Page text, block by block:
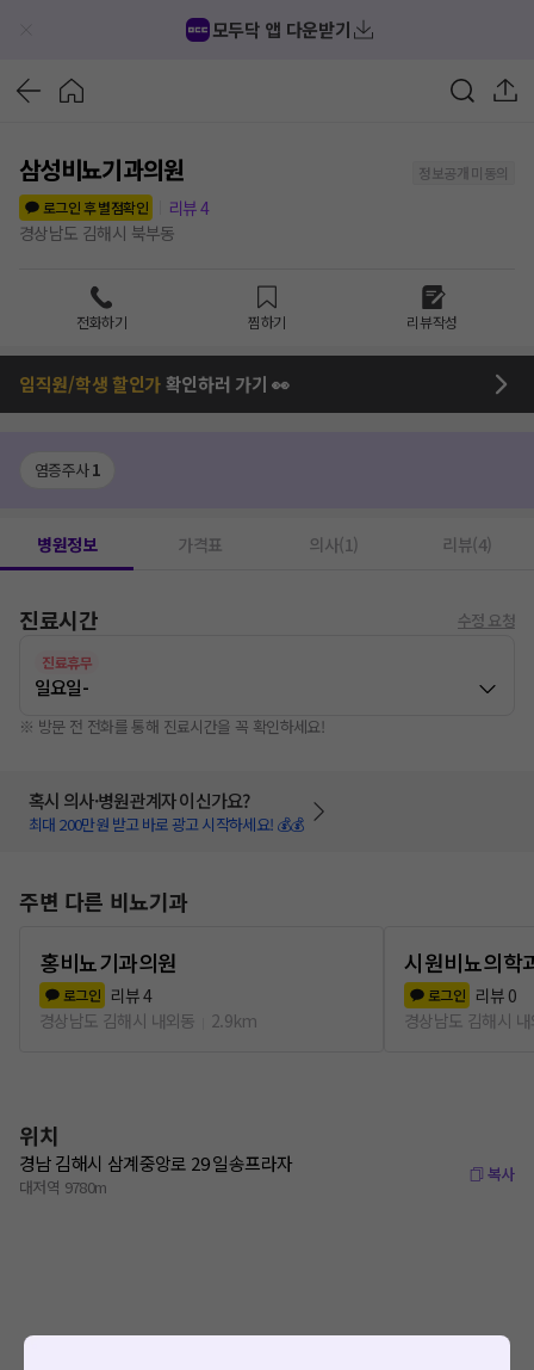
모두닥 앱 다운받기
삼성비뇨기과의원
정보공개 미동의
로그인 후 별점확인
리뷰4
경상남도 김해시 북부동
전화하기 찜하기 리뷰작성
임직원/학생 할인가확인하러 가기 👀
염증주사1
병원정보 가격표 의사(1) 리뷰(4)
진료시간 수정 요청
진료휴무
일요일-
※ 방문 전 전화를 통해 진료시간을 꼭 확인하세요!
혹시 의사·병원관계자 이신가요?
최대 200만원 받고 바로 광고 시작하세요! 💰💰
주변 다른 비뇨기과
홍비뇨기과의원
로그인 리뷰4
경상남도 김해시 내외동
2.9km
시원비뇨의학
로그인 리뷰 0
경상남도 김해시
위치
경남 김해시 삼계중앙로 29 일송프라자
대저역 9780m
복사